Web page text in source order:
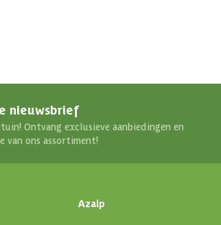
nieuwsbrief
Ontvang exclusieve aanbiedingen en
van ons assortiment!
Azalp